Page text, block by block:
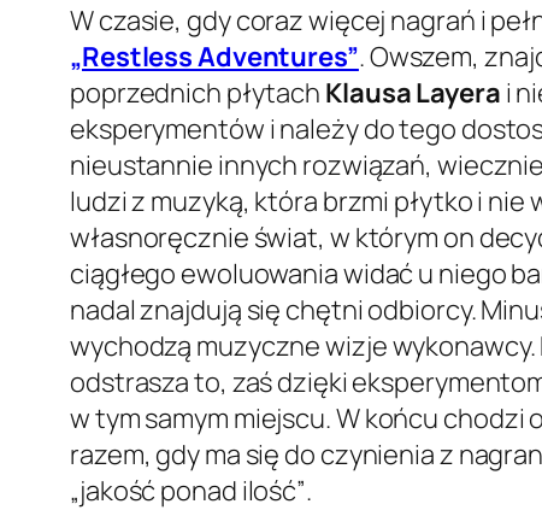
W czasie, gdy coraz więcej nagrań i
„Restless Adventures”. Owszem,
poprzednich płytach Klausa Layera i
eksperymentów i należy do tego
nieustannie innych rozwiązań,
ludzi z muzyką, która brzmi płytko i
własnoręcznie świat, w którym on
ciągłego ewoluowania widać u niego
nadal znajdują się chętni odbiorcy.
wychodzą muzyczne wizje
odstrasza to, zaś dzięki
w tym samym miejscu. W końcu
razem, gdy ma się do czynienia z
„jakość ponad ilość”.